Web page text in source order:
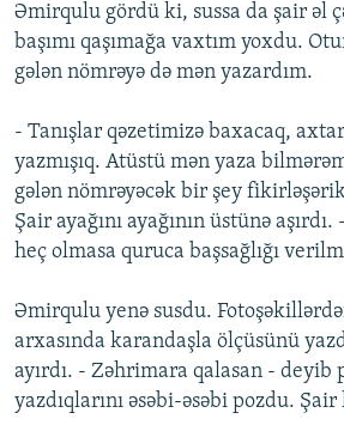
Əmirqulu gördü ki, sussa da şair əl
başımı qaşımağa vaxtım yoxdu.
gələn nömrəyə də mən yazardım.
- Tanışlar qəzetimizə baxacaq,
yazmışıq. Atüstü mən yaza
gələn nömrəyəcək bir şey
Şair ayağını ayağının üstünə aşırdı.
heç olmasa quruca başsağlığı
Əmirqulu yenə susdu.
arxasında karandaşla ölçüsünü
ayırdı. - Zəhrimara qalasan - deyib
yazdıqlarını əsəbi-əsəbi pozdu. Şair